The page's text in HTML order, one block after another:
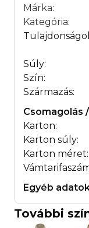
Márka:
Kategória:
Súly:
Szín:
Származás:
Csomagolás
Karton:
Karton súly:
Karton méret:
Egyéb
További